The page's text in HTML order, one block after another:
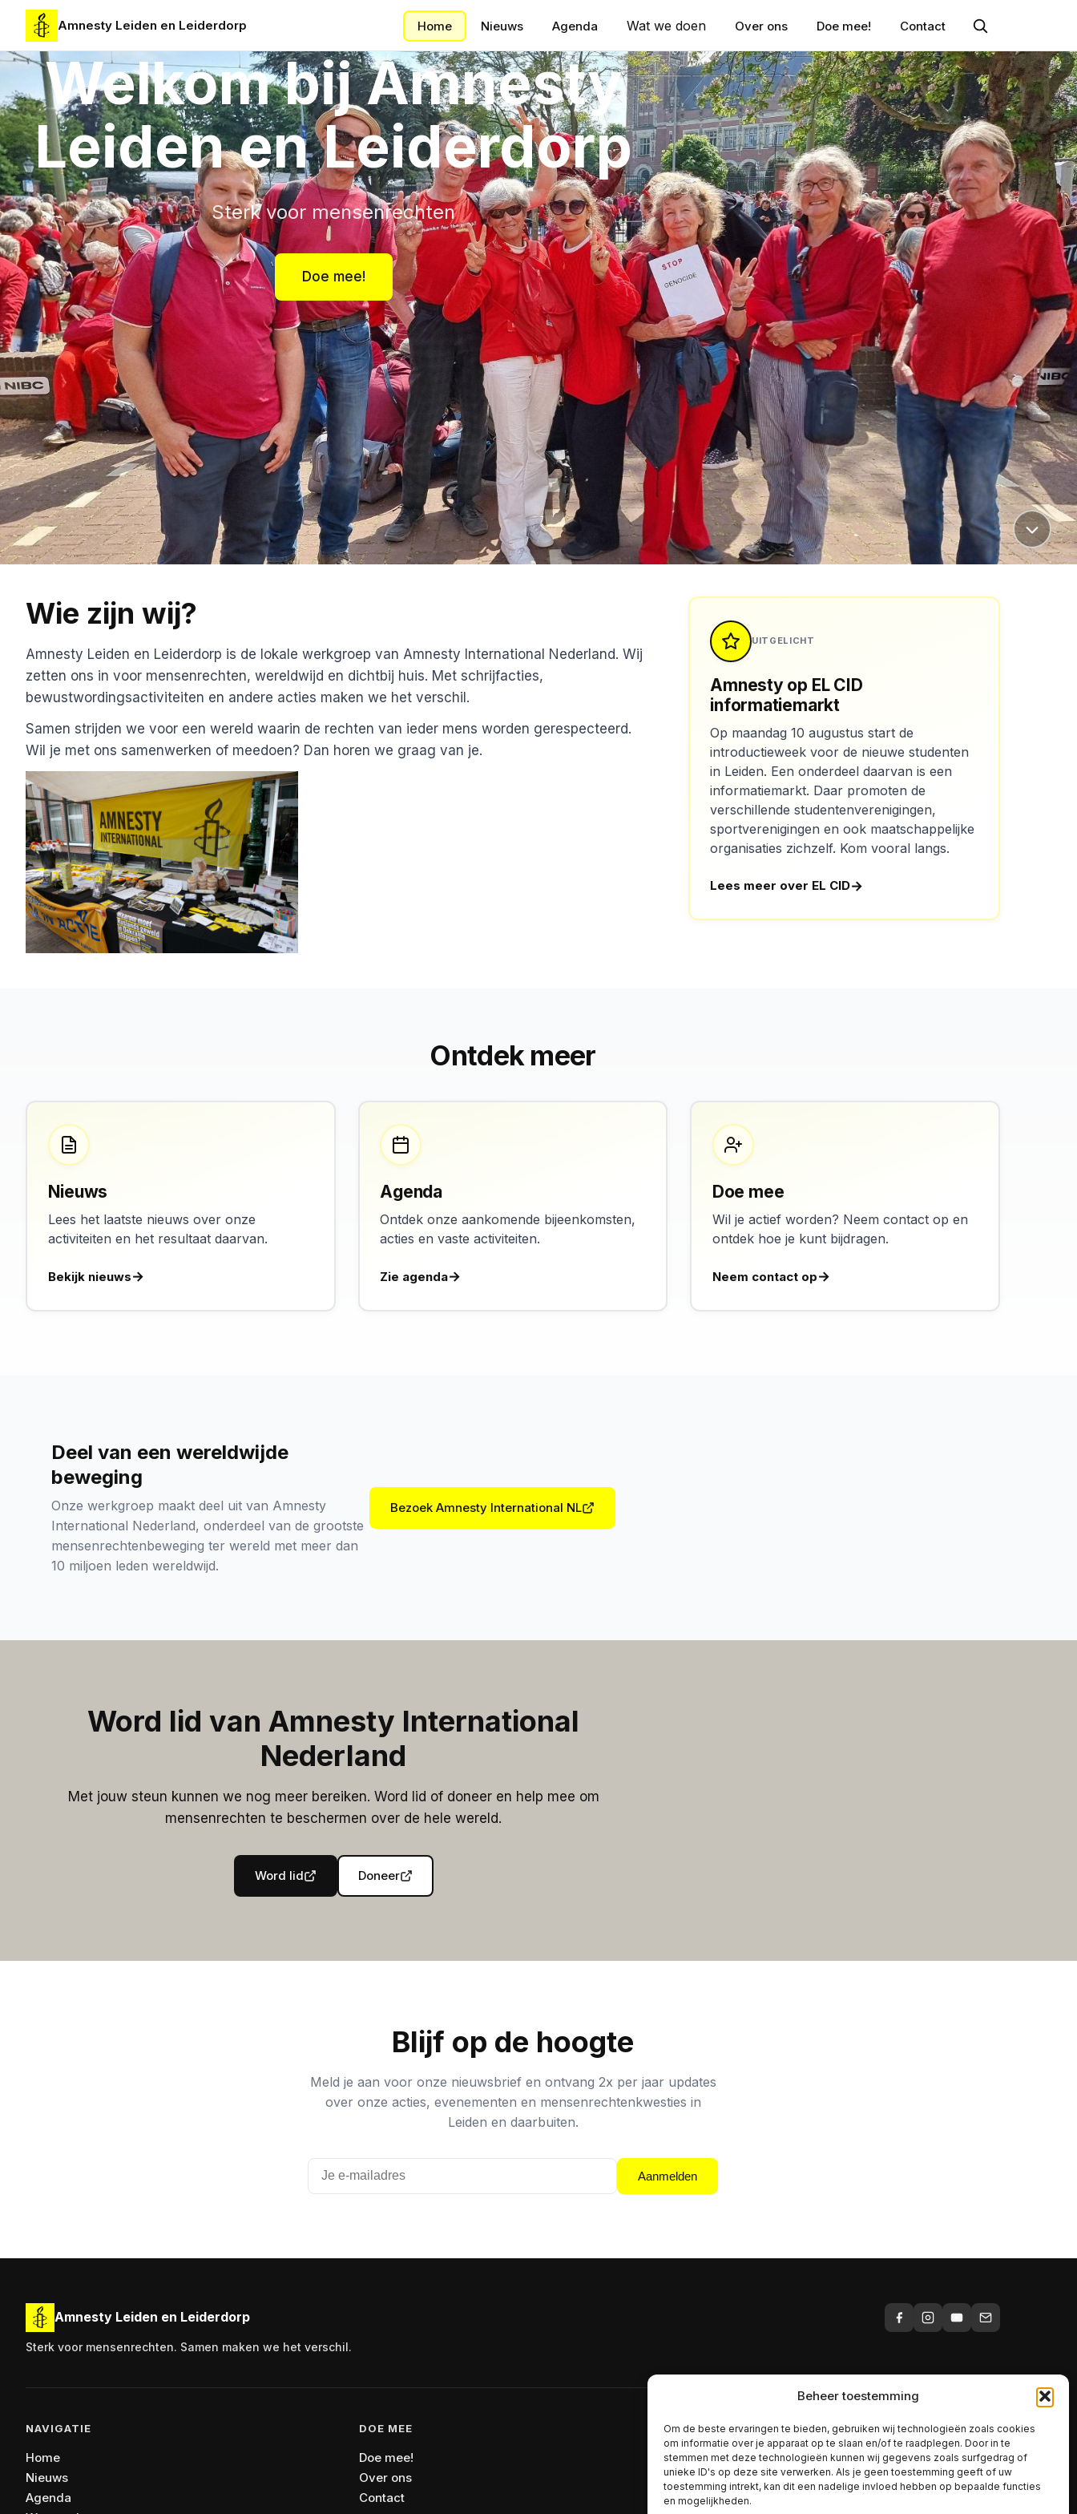
Beheer toestemming
Om de beste ervaringen te bieden, gebruiken wij technologieën zoals cookies
om informatie over je apparaat op te slaan en/of te raadplegen. Door in te
stemmen met deze technologieën kunnen wij gegevens zoals surfgedrag of
unieke ID's op deze site verwerken. Als je geen toestemming geeft of uw
toestemming intrekt, kan dit een nadelige invloed hebben op bepaalde functies
en mogelijkheden.
Amnesty Leiden en Leiderdorp Home Nieuws Agenda Wat we doen Over ons Doe mee! Contact
Welkom bij Amnesty
Leiden en Leiderdorp
Sterk voor mensenrechten
Doe mee!
Wie zijn wij?
Amnesty Leiden en Leiderdorp is de lokale werkgroep van Amnesty International Nederland. Wij
zetten ons in voor mensenrechten, wereldwijd en dichtbij huis. Met schrijfacties,
bewustwordingsactiviteiten en andere acties maken we het verschil.
Samen strijden we voor een wereld waarin de rechten van ieder mens worden gerespecteerd.
Wil je met ons samenwerken of meedoen? Dan horen we graag van je.
UITGELICHT
Amnesty op EL CID
informatiemarkt
Op maandag 10 augustus start de
introductieweek voor de nieuwe studenten
in Leiden. Een onderdeel daarvan is een
informatiemarkt. Daar promoten de
verschillende studentenverenigingen,
sportverenigingen en ook maatschappelijke
organisaties zichzelf. Kom vooral langs.
Lees meer over EL CID
Ontdek meer
Nieuws
Lees het laatste nieuws over onze
activiteiten en het resultaat daarvan.
Bekijk nieuws
Agenda
Ontdek onze aankomende bijeenkomsten,
acties en vaste activiteiten.
Zie agenda
Doe mee
Wil je actief worden? Neem contact op en
ontdek hoe je kunt bijdragen.
Neem contact op
Deel van een wereldwijde
beweging
Onze werkgroep maakt deel uit van Amnesty
International Nederland, onderdeel van de grootste
mensenrechtenbeweging ter wereld met meer dan
10 miljoen leden wereldwijd.
Bezoek Amnesty International NL
Word lid van Amnesty International
Nederland
Met jouw steun kunnen we nog meer bereiken. Word lid of doneer en help mee om
mensenrechten te beschermen over de hele wereld.
Word lid Doneer
Blijf op de hoogte
Meld je aan voor onze nieuwsbrief en ontvang 2x per jaar updates
over onze acties, evenementen en mensenrechtenkwesties in
Leiden en daarbuiten.
Aanmelden
Amnesty Leiden en Leiderdorp
Sterk voor mensenrechten. Samen maken we het verschil.
NAVIGATIE
Home
Nieuws
Agenda
DOE MEE
Doe mee!
Over ons
Contact
CONTACT
amnestyleiden@gmail.com
POSTADRES
Oude Rijn 44 B/C